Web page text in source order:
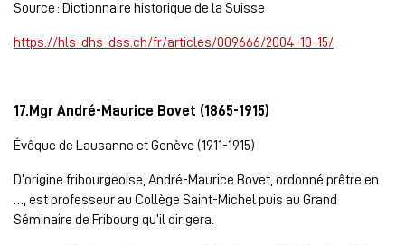
Source : Dictionnaire historique de la Suisse
https://hls-dhs-dss.ch/fr/articles/009666/2004-10-15/
17.Mgr André-Maurice Bovet (1865-1915)
Évêque de Lausanne et Genève (1911-1915)
D’origine fribourgeoise, André-Maurice Bovet, ordonné prêtre en
…, est professeur au Collège Saint-Michel puis au Grand
Séminaire de Fribourg qu’il dirigera.